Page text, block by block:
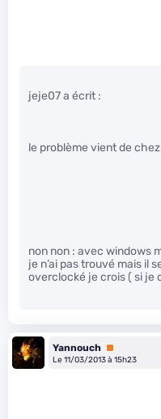
jeje07 a écrit :
le problème vient de
non non : avec windows
je n’ai pas trouvé mais il
overclocké je crois ( si je
Yannouch Premium
Le 11/03/2013 à 15h23